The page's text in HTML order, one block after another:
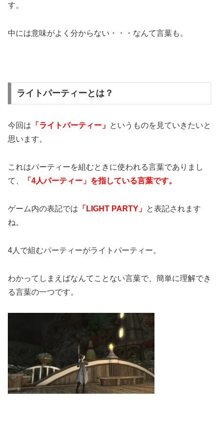
す。
中には意味がよく分からない・・・なんて言葉も。
ライトパーティーとは？
今回は 「ライトパーティー」 というものを見ていきたいと
思います。
これはパーティーを組むときに使われる言葉でありまし
て、
「4人パーティー」を指している言葉です。
ゲーム内の表記では 「LIGHT PARTY」 と表記されます
ね。
4人で組むパーティーがライトパーティー。
わかってしまえばなんてことない言葉で、簡単に理解でき
る言葉の一つです。